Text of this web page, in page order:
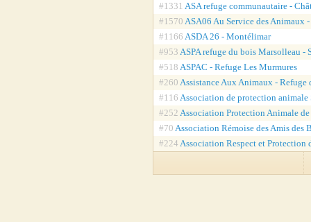
#1331 ASA refuge communautaire -
#1570 ASA06 Au Service des Animaux
#1166 ASDA 26 - Montélimar
#953 ASPA refuge du bois Marsolleau -
#518 ASPAC - Refuge Les Murmures
#260 Assistance Aux Animaux - Refuge
#116 Association de protection
#252 Association Protection Animale
#70 Association Rémoise des Amis des
#224 Association Respect et Protection